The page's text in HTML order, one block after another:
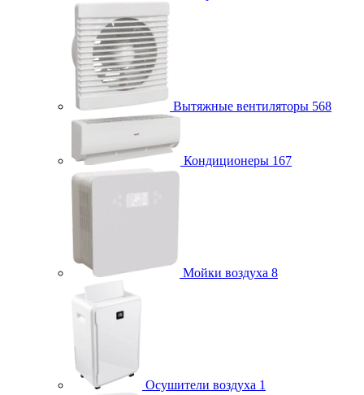
Вытяжные вентиляторы 568
Кондиционеры 167
Мойки воздуха 8
Осушители воздуха 1